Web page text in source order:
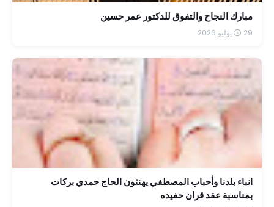
مبارك النجاح والتفوق للدكتور عمر حسين
29 يوليو 2026
انباء بلدنا وأحباب المصطفي يهنئون الحاج حمدي بركات
بمناسبة عقد قران حفيده